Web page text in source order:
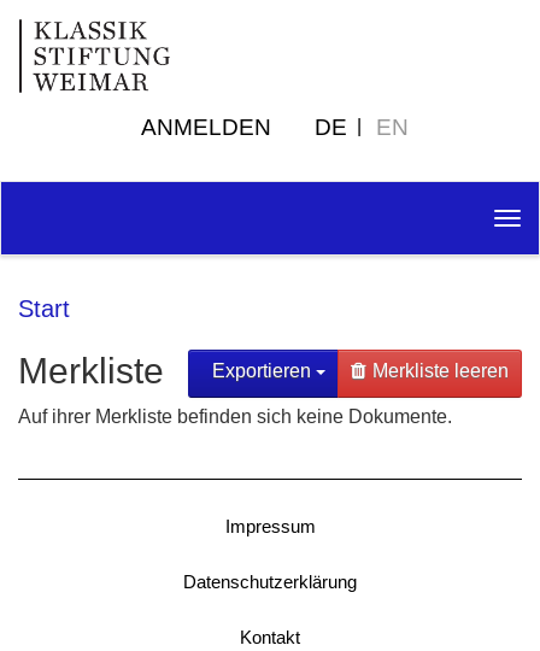
ANMELDEN DE EN
Start
Exportieren Merkliste leeren
Merkliste
Auf ihrer Merkliste befinden sich keine Dokumente.
Impressum
Datenschutzerklärung
Kontakt